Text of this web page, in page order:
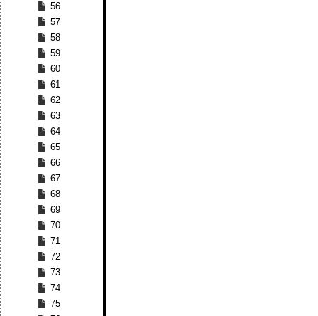
56
57
58
59
60
61
62
63
64
65
66
67
68
69
70
71
72
73
74
75